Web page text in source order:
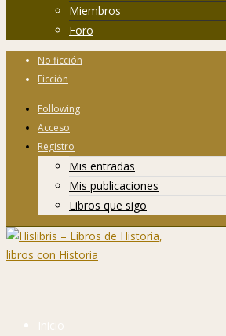
Miembros
Foro
No ficción
Ficción
Following
Acceso
Registro
Mis entradas
Mis publicaciones
Libros que sigo
Inicio